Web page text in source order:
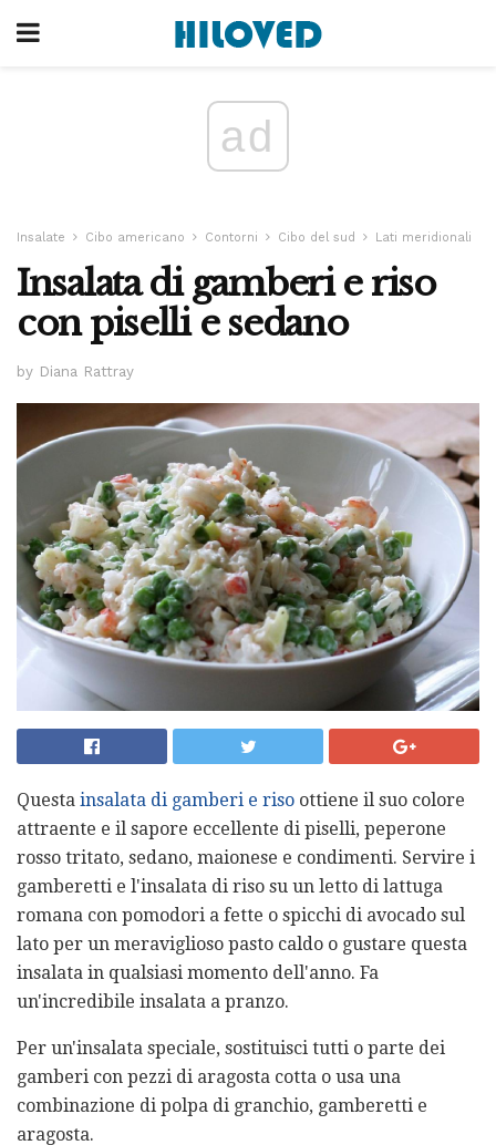
ad
Insalate Cibo americano Contorni Cibo del sud Lati meridionali
Insalata di gamberi e riso
con piselli e sedano
by Diana Rattray
Questa insalata di gamberi e riso ottiene il suo colore
attraente e il sapore eccellente di piselli, peperone
rosso tritato, sedano, maionese e condimenti. Servire i
gamberetti e l'insalata di riso su un letto di lattuga
romana con pomodori a fette o spicchi di avocado sul
lato per un meraviglioso pasto caldo o gustare questa
insalata in qualsiasi momento dell'anno. Fa
un'incredibile insalata a pranzo.
Per un'insalata speciale, sostituisci tutti o parte dei
gamberi con pezzi di aragosta cotta o usa una
combinazione di polpa di granchio, gamberetti e
aragosta.